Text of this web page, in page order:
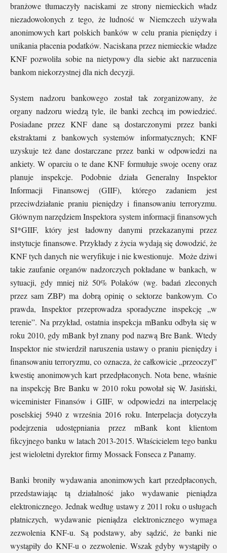
branżowe tłumaczyły naciskami ze strony niemieckich władz
niezadowolonych z tego, że ludność w Niemczech używała
anonimowych kart polskich banków w celu prania pieniędzy i
unikania płacenia podatków. Naciskana przez niemieckie władze
KNF pozwoliła sobie na nietypowy dla siebie akt narzucenia
bankom niekorzystnej dla nich decyzji.
System nadzoru bankowego został tak zorganizowany, że
organy nadzoru wiedzą tyle, ile banki zechcą im powiedzieć.
Posiadane przez KNF dane są dostarczonymi przez banki
ekstraktami z bankowych systemów informatycznych; KNF
uzyskuje też dane dostarczane przez banki w odpowiedzi na
ankiety. W oparciu o te dane KNF formułuje swoje oceny oraz
planuje inspekcje. Podobnie działa Generalny Inspektor
Informacji Finansowej (GIIF), którego zadaniem jest
przeciwdziałanie praniu pieniędzy i finansowaniu terroryzmu.
Głównym narzędziem Inspektora system informacji finansowych
SI*GIIF, który jest ładowny danymi przekazanymi przez
instytucje finansowe. Przykłady z życia wydają się dowodzić, że
KNF tych danych nie weryfikuje i nie kwestionuje. Może dziwi
takie zaufanie organów nadzorczych pokładane w bankach, w
sytuacji, gdy mniej niż 50% Polaków (wg. badań zleconych
przez sam ZBP) ma dobrą opinię o sektorze bankowym. Co
prawda, Inspektor przeprowadza sporadyczne inspekcję „w
terenie”. Na przykład, ostatnia inspekcja mBanku odbyła się w
roku 2010, gdy mBank był znany pod nazwą Bre Bank. Wtedy
Inspektor nie stwierdził naruszenia ustawy o praniu pieniędzy i
finansowaniu terroryzmu, co oznacza, że całkowicie „przeoczył”
kwestię anonimowych kart przedpłaconych. Nota bene, właśnie
na inspekcję Bre Banku w 2010 roku powołał się W. Jasiński,
wiceminister Finansów i GIIF, w odpowiedzi na interpelację
poselskiej 5940 z września 2016 roku. Interpelacja dotyczyła
podejrzenia udostępniania przez mBank kont klientom
fikcyjnego banku w latach 2013-2015. Właścicielem tego banku
jest wieloletni dyrektor firmy Mossack Fonseca z Panamy.
Banki broniły wydawania anonimowych kart przedpłaconych,
przedstawiając tą działalność jako wydawanie pieniądza
elektronicznego. Jednak według ustawy z 2011 roku o usługach
płatniczych, wydawanie pieniądza elektronicznego wymaga
zezwolenia KNF-u. Są podstawy, aby sądzić, że banki nie
wystąpiły do KNF-u o zezwolenie. Wszak gdyby wystąpiły o